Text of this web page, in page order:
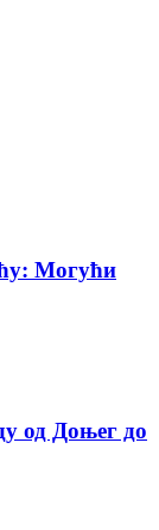
Могући
од Доњег до